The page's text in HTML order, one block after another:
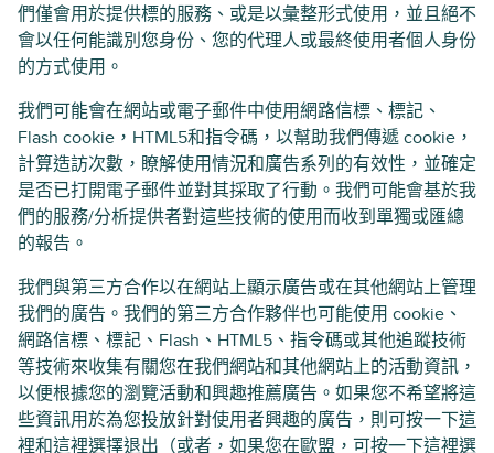
們僅會用於提供標的服務、或是以彙整形式使用，並且絕不
會以任何能識別您身份、您的代理人或最終使用者個人身份
的方式使用。
我們可能會在網站或電子郵件中使用網路信標、標記、
Flash cookie，HTML5和指令碼，以幫助我們傳遞 cookie，
計算造訪次數，瞭解使用情況和廣告系列的有效性，並確定
是否已打開電子郵件並對其採取了行動。我們可能會基於我
們的服務/分析提供者對這些技術的使用而收到單獨或匯總
的報告。
我們與第三方合作以在網站上顯示廣告或在其他網站上管理
我們的廣告。我們的第三方合作夥伴也可能使用 cookie、
網路信標、標記、Flash、HTML5、指令碼或其他追蹤技術
等技術來收集有關您在我們網站和其他網站上的活動資訊，
以便根據您的瀏覽活動和興趣推薦廣告。如果您不希望將這
些資訊用於為您投放針對使用者興趣的廣告，則可按一下這
裡和這裡選擇退出（或者，如果您在歐盟，可按一下這裡選